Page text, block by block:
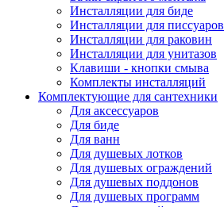
Инсталляции для биде
Инсталляции для писсуаров
Инсталляции для раковин
Инсталляции для унитазов
Клавиши - кнопки смыва
Комплекты инсталляций
Комплектующие для сантехники
Для аксессуаров
Для биде
Для ванн
Для душевых лотков
Для душевых ограждений
Для душевых поддонов
Для душевых программ